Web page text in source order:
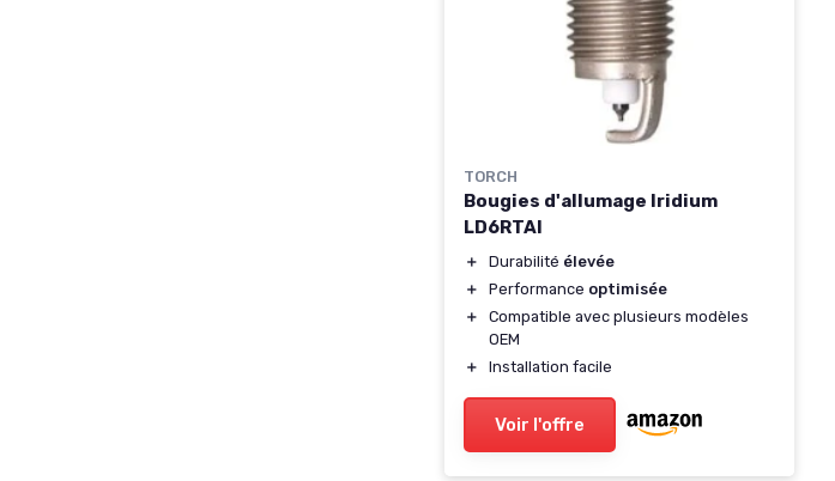
TORCH
Bougies d'allumage Iridium
LD6RTAI
＋ Durabilité élevée
＋
Performance optimisée
＋
Compatible avec plusieurs modèles
OEM
＋
Installation facile
Voir l'offre